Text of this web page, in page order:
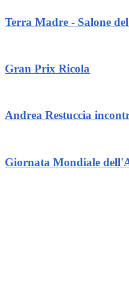
Terra Madre - Salone
Gran Prix Ricola
Andrea Restuccia
Giornata Mondiale